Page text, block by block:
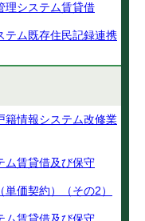
理システム賃貸借
テム既存住民記録連携
籍情報システム改修業
ム賃貸借及び保守
価契約）（その2）